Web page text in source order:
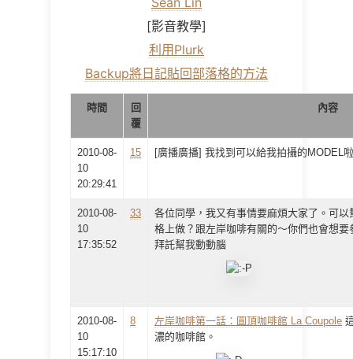
[影音教學]
利用Plurk
Backup將日記貼回部落格的方法
時間
回
覆
內容
2010-08-
10
20:29:41
15 [廣播廣播] 我找到可以給我拍攝的MODEL
2010-08-
10
17:35:52
33
各位同學，我又有事情要麻煩大家了。可
格上做？跟左岸咖啡有關的～你們也會想
拜託幫我動動腦
2010-08-
10
15:17:10
8 左岸咖啡第一話：圓頂咖啡館 La Coupole
濃的咖啡館。